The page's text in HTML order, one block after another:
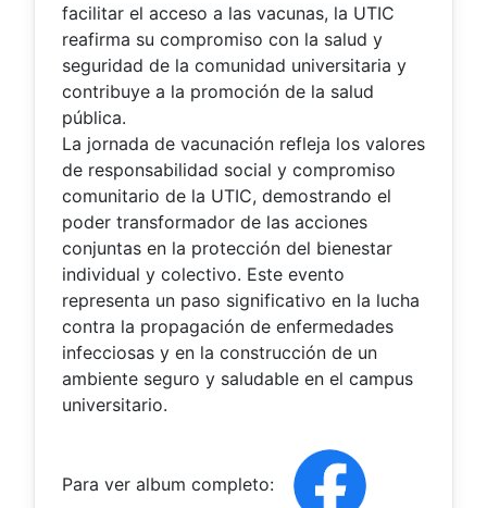
facilitar el acceso a las vacunas, la UTIC
reafirma su compromiso con la salud y
seguridad de la comunidad universitaria y
contribuye a la promoción de la salud
pública.
La jornada de vacunación refleja los valores
de responsabilidad social y compromiso
comunitario de la UTIC, demostrando el
poder transformador de las acciones
conjuntas en la protección del bienestar
individual y colectivo. Este evento
representa un paso significativo en la lucha
contra la propagación de enfermedades
infecciosas y en la construcción de un
ambiente seguro y saludable en el campus
universitario.
Para ver album completo: